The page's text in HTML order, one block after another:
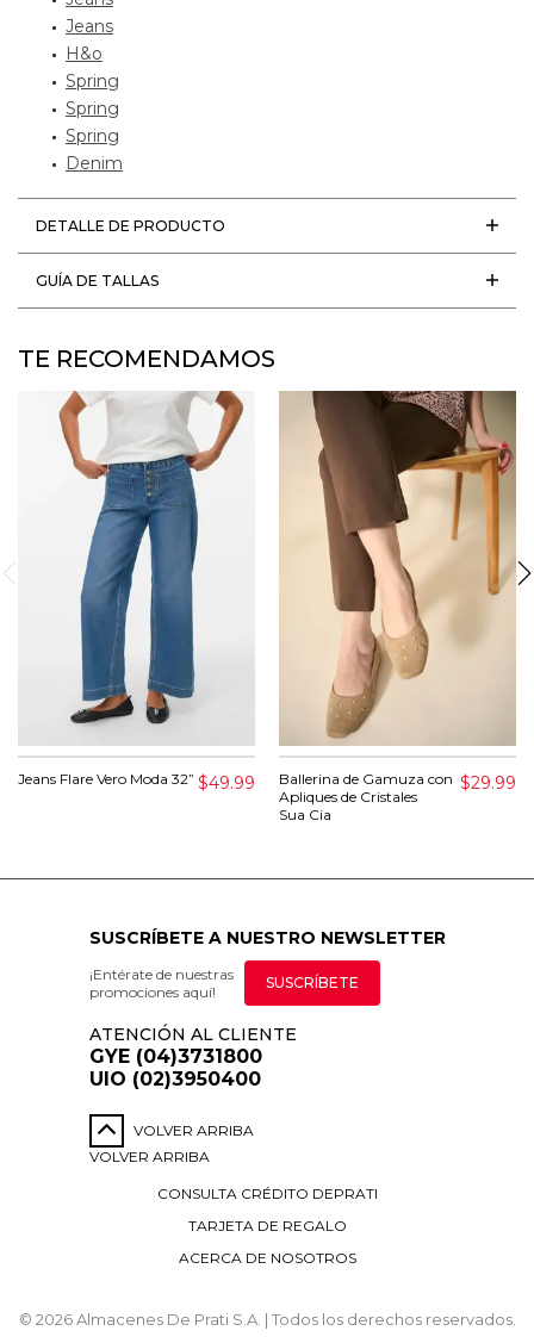
Jeans
H&o
Spring
Spring
Spring
Denim
DETALLE DE PRODUCTO
GUÍA DE TALLAS
TE RECOMENDAMOS
Jeans Flare Vero Moda 32” $49.99
Ballerina de Gamuza con
Apliques de Cristales
Sua Cia
$29.99
SUSCRÍBETE A NUESTRO NEWSLETTER
¡Entérate de nuestras
promociones aquí!
SUSCRÍBETE
ATENCIÓN AL CLIENTE
GYE (04)3731800
UIO (02)3950400
VOLVER ARRIBA
VOLVER ARRIBA
CONSULTA CRÉDITO DEPRATI
TARJETA DE REGALO
ACERCA DE NOSOTROS
© 2026 Almacenes De Prati S.A. | Todos los derechos reservados.